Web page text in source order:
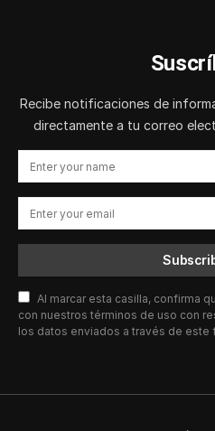
Recibe notificaciones de
directamente a tu correo
Al marcar esta casilla, confirma
con nuestros términos de uso con
los datos enviados a través de este